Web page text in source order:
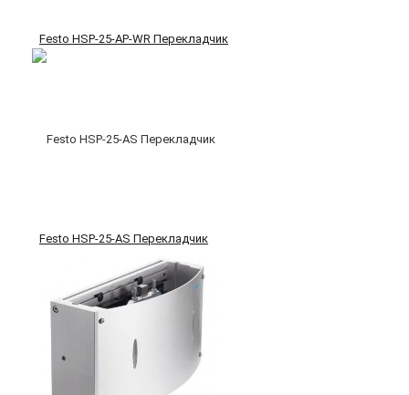
Festo HSP-25-AP-WR Перекладчик
Festo HSP-25-AS Перекладчик